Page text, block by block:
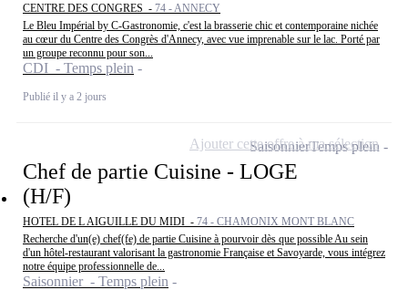
CENTRE DES CONGRES - 74 - ANNECY
Le Bleu Impérial by C-Gastronomie, c'est la brasserie chic et contemporaine nichée
au cœur du Centre des Congrès d'Annecy, avec vue imprenable sur le lac. Porté par
un groupe reconnu pour son...
CDI - Temps plein
Publié il y a 2 jours
Chef de partie Cuisine - LOGE
(H/F)
HOTEL DE L AIGUILLE DU MIDI - 74 - CHAMONIX MONT BLANC
Recherche d'un(e) chef(fe) de partie Cuisine à pourvoir dès que possible Au sein
d'un hôtel-restaurant valorisant la gastronomie Française et Savoyarde, vous intégrez
notre équipe professionnelle de...
Saisonnier - Temps plein
SaisonnierTemps plein
Ajouter cette offre à ma sélection